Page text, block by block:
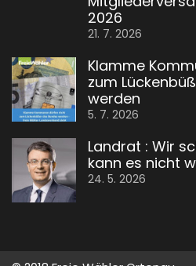
2026
21. 7. 2026
Klamme
zum
werden
5. 7. 2026
Landrat : Wir
kann es nicht
24. 5. 2026